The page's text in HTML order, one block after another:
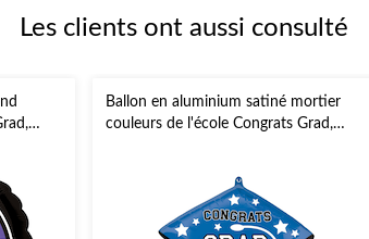
Les clients ont aussi consulté
Ballon en aluminium satiné mortier
couleurs de l'école Congrats Grad,